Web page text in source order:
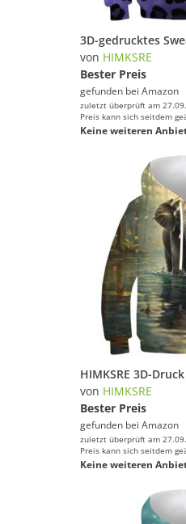
von HIMKSRE
Bester Preis
gefunden bei Amazon
zuletzt überprüft am
Preis kann sich seitdem
Keine weiteren
von HIMKSRE
Bester Preis
gefunden bei Amazon
zuletzt überprüft am
Preis kann sich seitdem
Keine weiteren